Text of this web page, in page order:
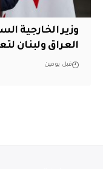
وزير الخارجية
العراق ولبنان
قبل يومين